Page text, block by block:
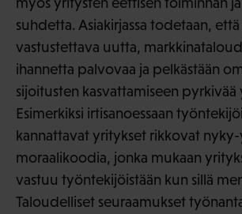
suhdetta. Asiakirjassa todetaan,
vastustettava uutta,
ihannetta palvovaa ja pelkästään
sijoitusten kasvattamiseen
Esimerkiksi irtisanoessaan
kannattavat yritykset rikkovat nyky-
moraalikoodia, jonka mukaan
vastuu työntekijöistään kun sillä
Taloudelliset seuraamukset